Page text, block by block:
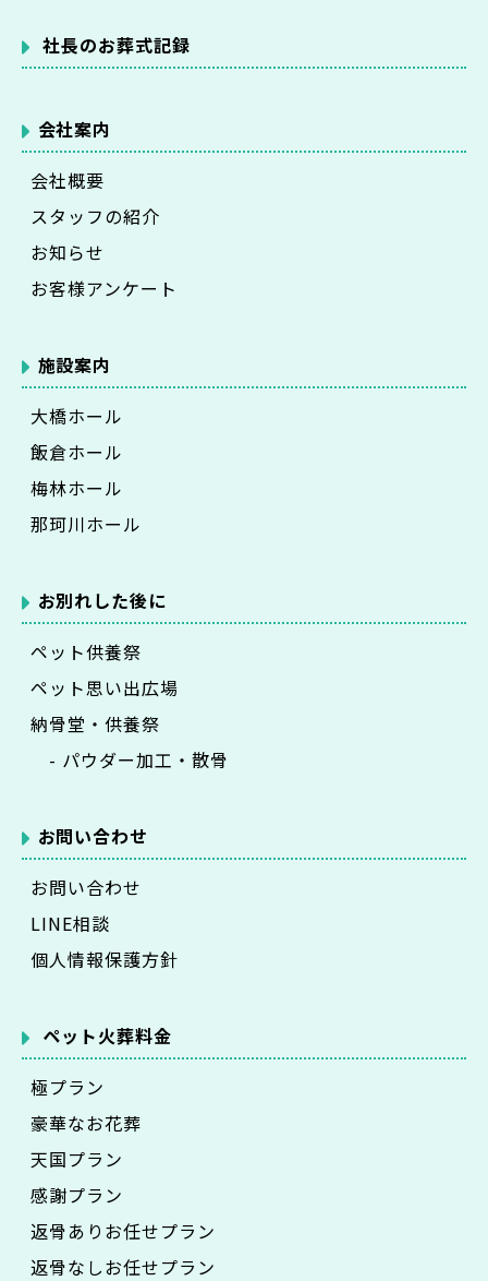
社長のお葬式記録
会社案内
会社概要
スタッフの紹介
お知らせ
お客様アンケート
施設案内
大橋ホール
飯倉ホール
梅林ホール
那珂川ホール
お別れした後に
ペット供養祭
ペット思い出広場
納骨堂・供養祭
- パウダー加工・散骨
お問い合わせ
お問い合わせ
LINE相談
個人情報保護方針
ペット火葬料金
極プラン
豪華なお花葬
天国プラン
感謝プラン
返骨ありお任せプラン
返骨なしお任せプラン